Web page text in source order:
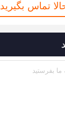
تماس بگیرید